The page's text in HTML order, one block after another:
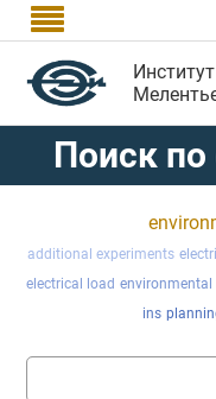

Поиск по
additional experiments
electrical load environmental
ins